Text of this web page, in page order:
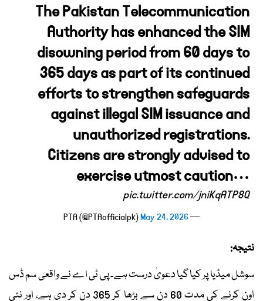
The Pakistan Telecommunication
Authority has enhanced the SIM
disowning period from 60 days to
365 days as part of its continued
efforts to strengthen safeguards
against illegal SIM issuance and
unauthorized registrations.
Citizens are strongly advised to
exercise utmost caution…
pic.twitter.com/jniKqATP8Q
— PTA (@PTAofficialpk)
May 24, 2026
نتیجہ:
سوشل میڈیا پر کیا گیا دعویٰ درست ہے۔ پی ٹی اے نے واقعی سم ڈس
اون کرنے کی مدت 60 دن سے بڑھا کر 365 دن کر دی ہے، اور نئی